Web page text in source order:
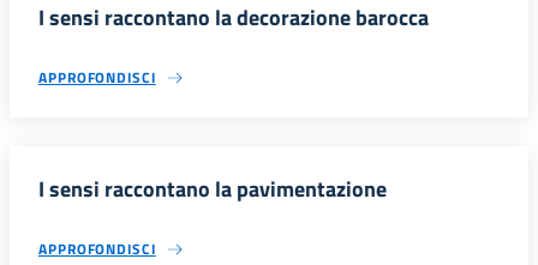
I sensi raccontano la decorazione barocca
APPROFONDISCI
I sensi raccontano la pavimentazione
APPROFONDISCI